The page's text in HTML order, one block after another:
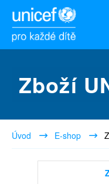
Zboží
Úvod E-shop